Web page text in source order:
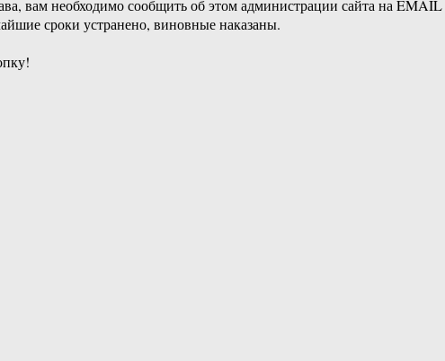
вам необходимо сообщить об этом администрации сайта на EMAIL
сроки устранено, виновные наказаны.